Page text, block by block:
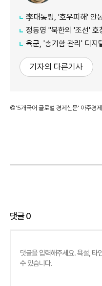
李대통령, '호우피해' 안동·
정동영 "북한의 '조선' 호칭,
육군, '총기함 관리' 디지
기자의 다른기사
©'5개국어 글로벌 경제신문' 아주경제
댓글0